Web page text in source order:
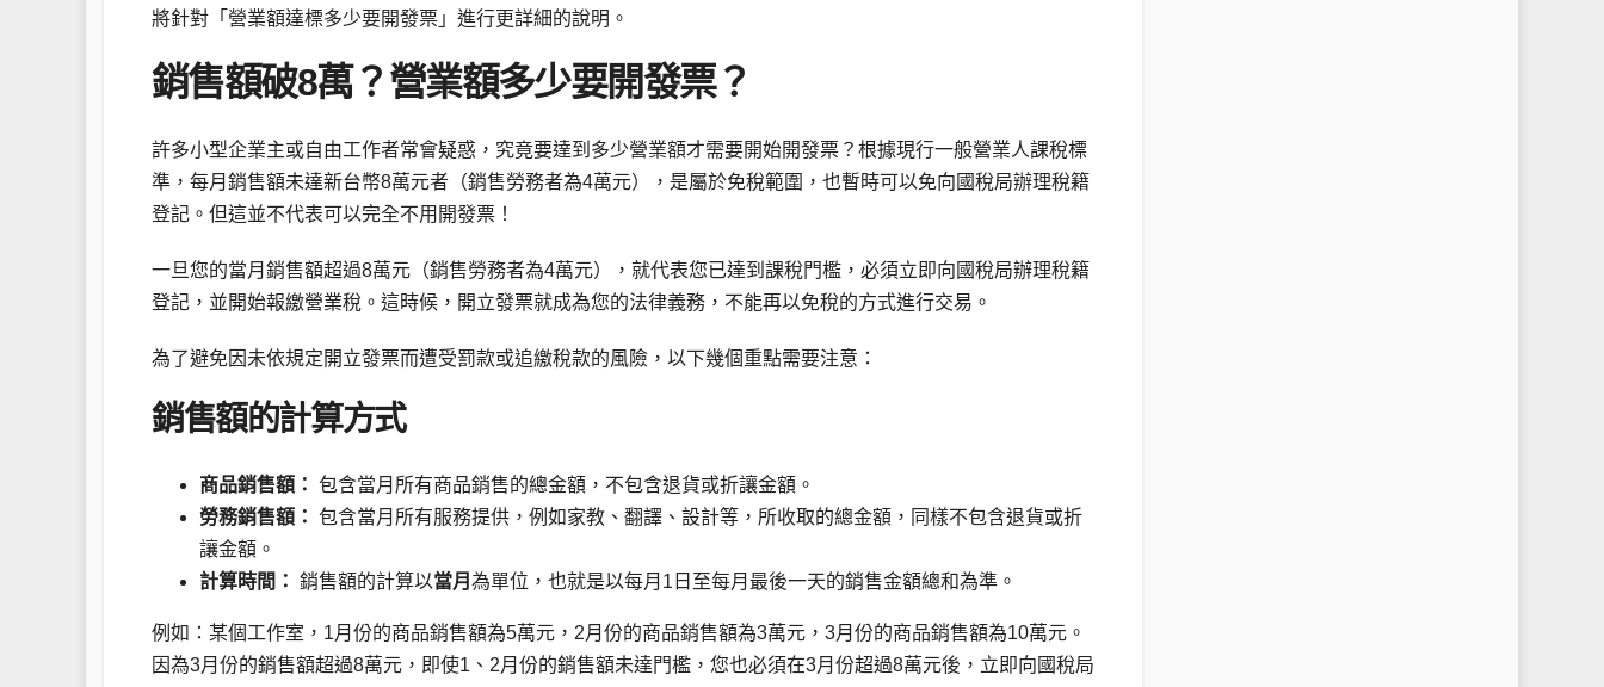
將針對「營業額達標多少要開發票」進行更詳細的說明。
銷售額破8萬？營業額多少要開發票？
許多小型企業主或自由工作者常會疑惑，究竟要達到多少營業額才需要開始開發票？根據現行一般營業人課稅標
準，每月銷售額未達新台幣8萬元者（銷售勞務者為4萬元），是屬於免稅範圍，也暫時可以免向國稅局辦理稅籍
登記。但這並不代表可以完全不用開發票！
一旦您的當月銷售額超過8萬元（銷售勞務者為4萬元），就代表您已達到課稅門檻，必須立即向國稅局辦理稅籍
登記，並開始報繳營業稅。這時候，開立發票就成為您的法律義務，不能再以免稅的方式進行交易。
為了避免因未依規定開立發票而遭受罰款或追繳稅款的風險，以下幾個重點需要注意：
銷售額的計算方式
商品銷售額： 包含當月所有商品銷售的總金額，不包含退貨或折讓金額。
勞務銷售額： 包含當月所有服務提供，例如家教、翻譯、設計等，所收取的總金額，同樣不包含退貨或折
讓金額。
計算時間： 銷售額的計算以當月 為單位，也就是以每月1日至每月最後一天的銷售金額總和為準。
例如：某個工作室，1月份的商品銷售額為5萬元，2月份的商品銷售額為3萬元，3月份的商品銷售額為10萬元。
因為3月份的銷售額超過8萬元，即使1、2月份的銷售額未達門檻，您也必須在3月份超過8萬元後，立即向國稅局